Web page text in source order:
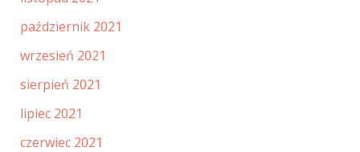
październik 2021
wrzesień 2021
sierpień 2021
lipiec 2021
czerwiec 2021